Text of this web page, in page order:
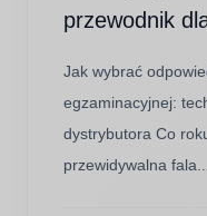
przewodnik
Jak wybrać
egzaminacyjnej:
dystrybutora Co
przewidywalna